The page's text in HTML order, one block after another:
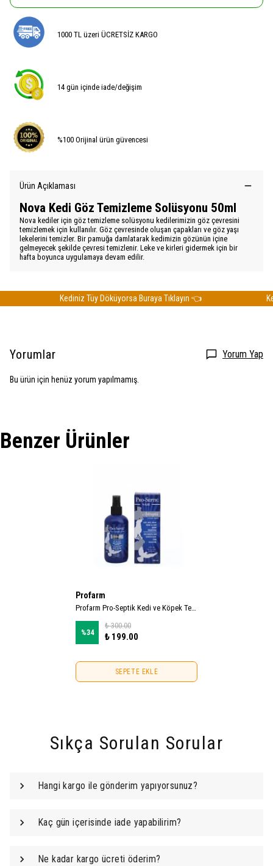
1000 TL üzeri ÜCRETSİZ KARGO
14 gün içinde iade/değişim
%100 Orijinal ürün güvencesi
Ürün Açıklaması
Nova Kedi Göz Temizleme Solüsyonu 50ml
Nova kediler için göz temizleme solüsyonu kedilerimizin göz çevresini
temizlemek için kullanılır. Göz çevresinde oluşan çapakları ve göz yaşı
lekelerini temizler. Bir pamuğa damlatarak kedimizin gözünün içine
gelmeyecek şekilde çevresi temizlenir. Leke ve kirleri gidermek için bir
hafta boyunca uygulamaya devam edilir.
Kediniz Tüy Döküyorsa Buraya Tıklayın 👈
Yorumlar Yorum Yap
Bu ürün için henüz yorum yapılmamış.
Benzer Ürünler
Profarm
Profarm Pro-Septik Kedi ve Köpek Temizlik ve Bakım Spreyi 250ml
%34
₺ 300.00
₺ 199.00
SEPETE EKLE
Sıkça Sorulan Sorular
Hangi kargo ile gönderim yapıyorsunuz?
Kaç gün içerisinde iade yapabilirim?
Ne kadar kargo ücreti öderim?